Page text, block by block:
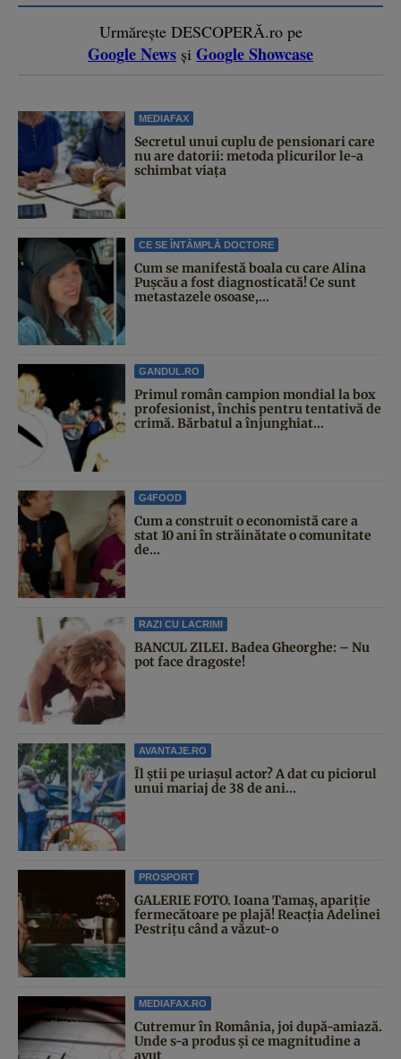
Urmărește DESCOPERĂ.ro pe
Google News și Google Showcase
MEDIAFAX
Secretul unui cuplu de pensionari care
nu are datorii: metoda plicurilor le-a
schimbat viața
CE SE ÎNTÂMPLĂ DOCTORE
Cum se manifestă boala cu care Alina
Pușcău a fost diagnosticată! Ce sunt
metastazele osoase,...
GANDUL.RO
Primul român campion mondial la box
profesionist, închis pentru tentativă de
crimă. Bărbatul a înjunghiat...
G4FOOD
Cum a construit o economistă care a
stat 10 ani în străinătate o comunitate
de...
RAZI CU LACRIMI
BANCUL ZILEI. Badea Gheorghe: – Nu
pot face dragoste!
AVANTAJE.RO
Îl știi pe uriașul actor? A dat cu piciorul
unui mariaj de 38 de ani...
PROSPORT
GALERIE FOTO. Ioana Tamaş, apariție
fermecătoare pe plajă! Reacția Adelinei
Pestrițu când a văzut-o
MEDIAFAX.RO
Cutremur în România, joi după-amiază.
Unde s-a produs și ce magnitudine a
avut